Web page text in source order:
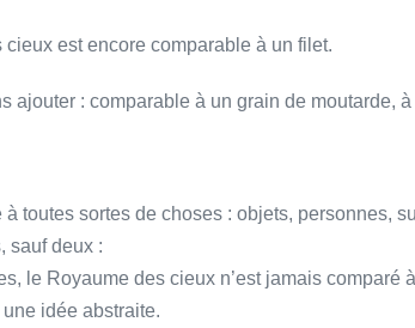
cieux est encore comparable à un filet.
ajouter : comparable à un grain de moutarde,
à toutes sortes de choses : objets, personnes,
sauf deux :
le Royaume des cieux n’est jamais comparé
idée abstraite.